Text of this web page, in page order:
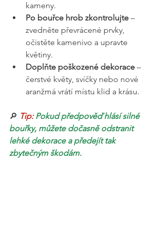
kameny.
Po bouřce hrob zkontrolujte –
zvedněte převrácené prvky,
očistěte kamenivo a upravte
květiny.
Doplňte poškozené dekorace –
čerstvé květy, svíčky nebo nové
aranžmá vrátí místu klid a krásu.
🔎 Tip: Pokud předpověď hlásí silné
bouřky, můžete dočasně odstranit
lehké dekorace a předejít tak
zbytečným škodám.